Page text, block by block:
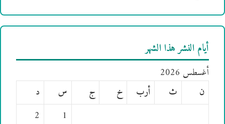
أيام النشر هذا الشهر
أغسطس 2026
ن
ث أرب خ ج س
د
1
2